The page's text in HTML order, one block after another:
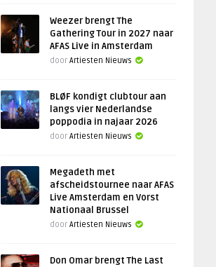
Weezer brengt The
Gathering Tour in 2027 naar
AFAS Live in Amsterdam
door Artiesten Nieuws
BLØF kondigt clubtour aan
langs vier Nederlandse
poppodia in najaar 2026
door Artiesten Nieuws
Megadeth met
afscheidstournee naar AFAS
Live Amsterdam en Vorst
Nationaal Brussel
door Artiesten Nieuws
Don Omar brengt The Last